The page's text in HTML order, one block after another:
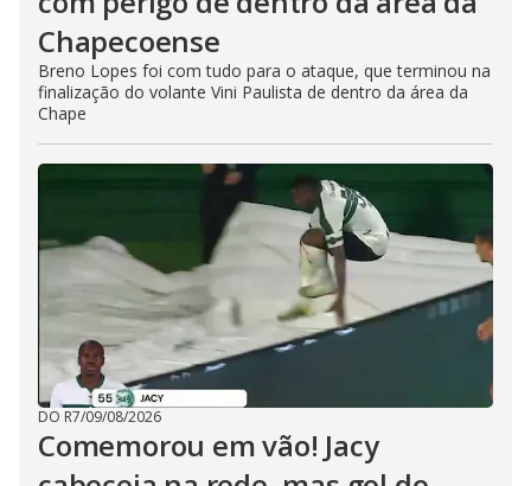
Chapecoense
Breno Lopes foi com tudo para o ataque, que terminou na
finalização do volante Vini Paulista de dentro da área da
Chape
DO R7/09/08/2026
Comemorou em vão! Jacy